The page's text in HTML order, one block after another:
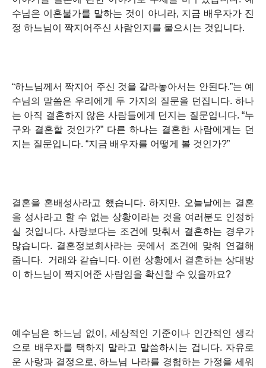
수님은 이혼불가를 말하는 것이 아니라, 지금 배우자가 진
정 하느님이 짝지어주신 사람인지를 물으시는 것입니다.
“하느님께서 짝지어 주신 것을 갈라놓아서는 안된다.”는 예
수님의 말씀은 우리에게 두 가지의 질문을 던집니다. 하나
는 아직 결혼하지 않은 사람들에게 던지는 질문입니다. “누
구와 결혼할 것인가?” 다른 하나는 결혼한 사람에게는 던
지는 질문입니다. “지금 배우자를 어떻게 볼 것인가?”
결혼을 혼배성사라고 했습니다. 하지만, 오늘날에는 결혼
을 성사라고 할 수 없는 상황이라는 것을 여러분도 인정하
실 것입니다. 사랑보다는 조건에 맞춰서 결혼하는 경우가
많습니다. 결혼정보회사라는 곳에서 조건에 맞춰 연결해
줍니다.
거래와 같습니다. 이런 상황에서 결혼하는 상대방
이 하느님이 짝지어준 사람임을 확신할 수 있을까요?
예수님은 하느님 없이, 세상적인 기준이나 인간적인 생각
으로 배우자를 택하지 말라고 말씀하시는 겁니다. 자유로
운 사랑과 결정으로, 하느님 나라를 경험하는 가정을 세워